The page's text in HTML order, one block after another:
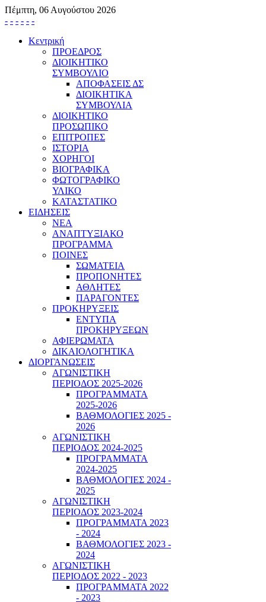
Πέμπτη, 06 Αυγούστου 2026
- - - - - -
Κεντρική
ΠΡΟΕΔΡΟΣ
ΔΙΟΙΚΗΤΙΚΟ
ΣΥΜΒΟΥΛΙΟ
ΑΠΟΦΑΣΕΙΣ ΔΣ
ΔΙΟΙΚΗΤΙΚΑ
ΣΥΜΒΟΥΛΙΑ
ΔΙΟΙΚΗΤΙΚΟ
ΠΡΟΣΩΠΙΚΟ
ΕΠΙΤΡΟΠΕΣ
ΙΣΤΟΡΙΑ
ΧΟΡΗΓΟΙ
ΒΙΟΓΡΑΦΙΚΑ
ΦΩΤΟΓΡΑΦΙΚΟ
ΥΛΙΚΟ
ΚΑΤΑΣΤΑΤΙΚΟ
ΕΙΔΗΣΕΙΣ
ΝΕΑ
ΑΝΑΠΤΥΞΙΑΚΟ
ΠΡΟΓΡΑΜΜΑ
ΠΟΙΝΕΣ
ΣΩΜΑΤΕΙΑ
ΠΡΟΠΟΝΗΤΕΣ
ΑΘΛΗΤΕΣ
ΠΑΡΑΓΟΝΤΕΣ
ΠΡΟΚΗΡΥΞΕΙΣ
ΕΝΤΥΠΑ
ΠΡΟΚΗΡΥΞΕΩΝ
ΑΦΙΕΡΩΜΑΤΑ
ΔΙΚΑΙΟΛΟΓΗΤΙΚΑ
ΔΙΟΡΓΑΝΩΣΕΙΣ
ΑΓΩΝΙΣΤΙΚΗ
ΠΕΡΙΟΔΟΣ 2025-2026
ΠΡΟΓΡΑΜΜΑΤΑ
2025-2026
ΒΑΘΜΟΛΟΓΙΕΣ 2025 -
2026
ΑΓΩΝΙΣΤΙΚΗ
ΠΕΡΙΟΔΟΣ 2024-2025
ΠΡΟΓΡΑΜΜΑΤΑ
2024-2025
ΒΑΘΜΟΛΟΓΙΕΣ 2024 -
2025
ΑΓΩΝΙΣΤΙΚΗ
ΠΕΡΙΟΔΟΣ 2023-2024
ΠΡΟΓΡΑΜΜΑΤΑ 2023
- 2024
ΒΑΘΜΟΛΟΓΙΕΣ 2023 -
2024
ΑΓΩΝΙΣΤΙΚΗ
ΠΕΡΙΟΔΟΣ 2022 - 2023
ΠΡΟΓΡΑΜΜΑΤΑ 2022
- 2023